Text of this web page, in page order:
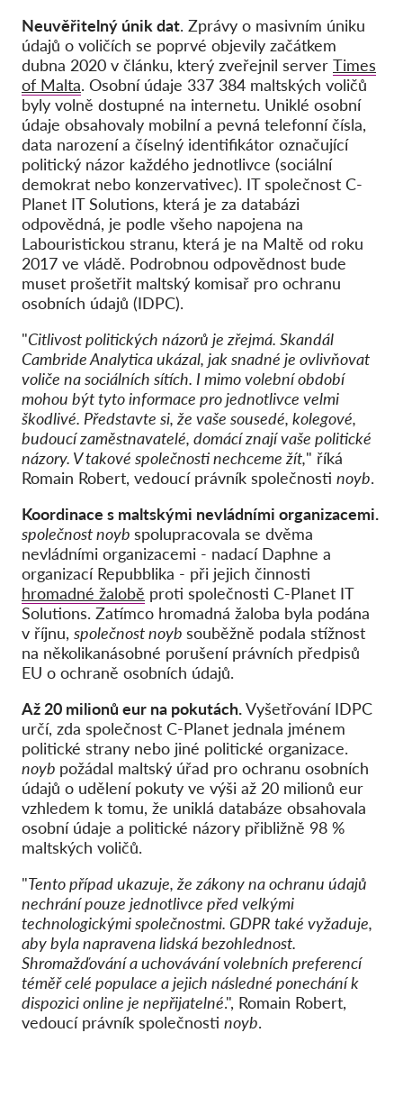
GDPRhub
Neuvěřitelný únik dat. Zprávy o masivním úniku
údajů o voličích se poprvé objevily začátkem
dubna 2020 v článku, který zveřejnil server Times
of Malta. Osobní údaje 337 384 maltských voličů
byly volně dostupné na internetu. Uniklé osobní
údaje obsahovaly mobilní a pevná telefonní čísla,
data narození a číselný identifikátor označující
politický názor každého jednotlivce (sociální
demokrat nebo konzervativec). IT společnost C-
Planet IT Solutions, která je za databázi
odpovědná, je podle všeho napojena na
Labouristickou stranu, která je na Maltě od roku
2017 ve vládě. Podrobnou odpovědnost bude
muset prošetřit maltský komisař pro ochranu
osobních údajů (IDPC).
"Citlivost politických názorů je zřejmá. Skandál
Cambride Analytica ukázal, jak snadné je ovlivňovat
voliče na sociálních sítích. I mimo volební období
mohou být tyto informace pro jednotlivce velmi
škodlivé. Představte si, že vaše sousedé, kolegové,
budoucí zaměstnavatelé, domácí znají vaše politické
názory. V takové společnosti nechceme žít," říká
Romain Robert, vedoucí právník společnosti noyb.
Koordinace s maltskými nevládními organizacemi.
společnost noyb spolupracovala se dvěma
nevládními organizacemi - nadací Daphne a
organizací Repubblika - při jejich činnosti
hromadné žalobě proti společnosti C-Planet IT
Solutions. Zatímco hromadná žaloba byla podána
v říjnu, společnost noyb souběžně podala stížnost
na několikanásobné porušení právních předpisů
EU o ochraně osobních údajů.
Až 20 milionů eur na pokutách.Vyšetřování IDPC
určí, zda společnost C-Planet jednala jménem
politické strany nebo jiné politické organizace.
noyb požádal maltský úřad pro ochranu osobních
údajů o udělení pokuty ve výši až 20 milionů eur
vzhledem k tomu, že uniklá databáze obsahovala
osobní údaje a politické názory přibližně 98 %
maltských voličů.
"Tento případ ukazuje, že zákony na ochranu údajů
nechrání pouze jednotlivce před velkými
technologickými společnostmi. GDPR také vyžaduje,
aby byla napravena lidská bezohlednost.
Shromažďování a uchovávání volebních preferencí
téměř celé populace a jejich následné ponechání k
dispozici online je nepřijatelné.", Romain Robert,
vedoucí právník společnosti noyb.